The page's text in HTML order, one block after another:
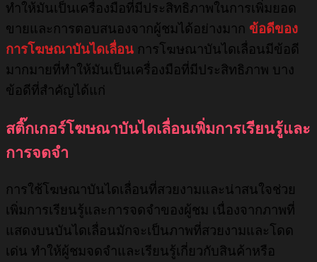
ทำให้มันเป็นเครื่องมือที่มีประสิทธิภาพในการเพิ่มยอด
ขายและการตอบสนองจากผู้ชมได้อย่างมาก ข้อดีของ
การโฆษณาบันไดเลื่อน การโฆษณาบันไดเลื่อนมีข้อดี
มากมายที่ทำให้มันเป็นเครื่องมือที่มีประสิทธิภาพ บาง
ข้อดีที่สำคัญได้แก่
สติ๊กเกอร์โฆษณาบันไดเลื่อนเพิ่มการเรียนรู้และ
การจดจำ
การใช้โฆษณาบันไดเลื่อนที่สวยงามและน่าสนใจช่วย
เพิ่มการเรียนรู้และการจดจำของผู้ชม เนื่องจากภาพที่
แสดงบนบันไดเลื่อนมักจะเป็นภาพที่สวยงามและโดด
เด่น ทำให้ผู้ชมจดจำและเรียนรู้เกี่ยวกับสินค้าหรือ